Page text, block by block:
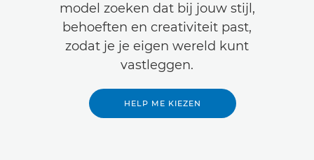
model zoeken dat bij jouw stijl,
behoeften en creativiteit past,
zodat je je eigen wereld kunt
vastleggen.
HELP ME KIEZEN